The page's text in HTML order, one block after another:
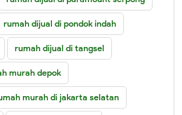
rumah dijual di pondok indah
rumah dijual di tangsel
murah depok
murah di jakarta selatan